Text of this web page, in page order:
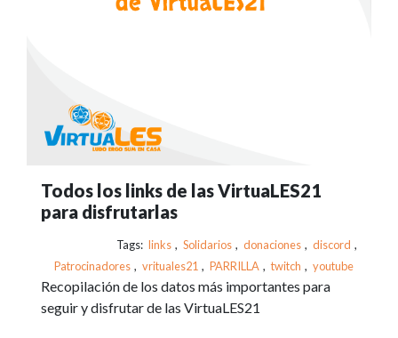
Todos los links de las VirtuaLES21
para disfrutarlas
Tags: links , Solidarios , donaciones , discord ,
Patrocinadores , vrituales21 , PARRILLA , twitch , youtube
Recopilación de los datos más importantes para
seguir y disfrutar de las VirtuaLES21